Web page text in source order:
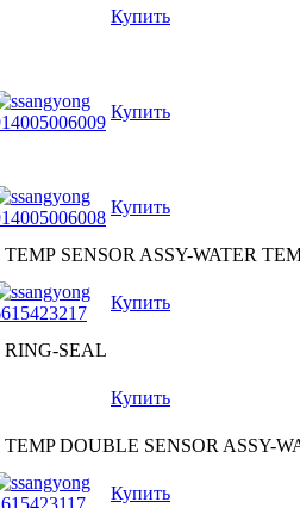
Купить
Купить
Купить
TEMP SENSOR ASSY-WATER
Купить
RING-SEAL
Купить
TEMP DOUBLE SENSOR ASSY-
Купить